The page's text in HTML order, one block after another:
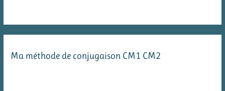
Ma méthode de conjugaison CM1 CM2